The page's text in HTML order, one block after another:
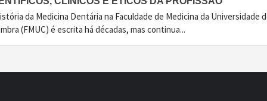
da Medicina Dentária na Faculdade de Medicina da Universidade
(FMUC) é escrita há décadas, mas continua...